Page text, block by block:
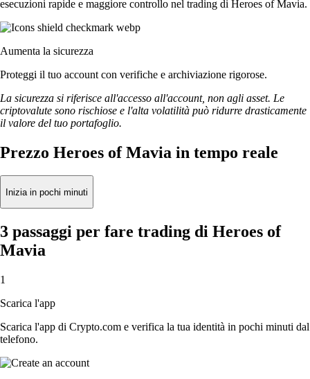
esecuzioni rapide e maggiore controllo nel trading di Heroes of Mavia.
Aumenta la sicurezza
Proteggi il tuo account con verifiche e archiviazione rigorose.
La sicurezza si riferisce all'accesso all'account, non agli asset. Le
criptovalute sono rischiose e l'alta volatilità può ridurre drasticamente
il valore del tuo portafoglio.
Prezzo Heroes of Mavia in tempo reale
Inizia in pochi minuti
3 passaggi per fare trading di Heroes of
Mavia
1
Scarica l'app
Scarica l'app di Crypto.com e verifica la tua identità in pochi minuti dal
telefono.